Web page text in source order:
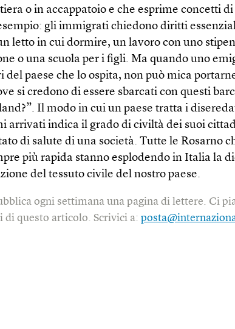
o in accappatoio e che esprime concetti
gli immigrati chiedono diritti
letto in cui dormire, un lavoro con uno
o una scuola per i figli. Ma quando uno
del paese che lo ospita, non può mica
si credono di essere sbarcati con questi
Il modo in cui un paese tratta i
arrivati indica il grado di civiltà dei suoi
di salute di una società. Tutte le Rosarno
più rapida stanno esplodendo in Italia la
del tessuto civile del nostro paese.
ogni settimana una pagina di lettere. Ci
di questo articolo. Scrivici a: